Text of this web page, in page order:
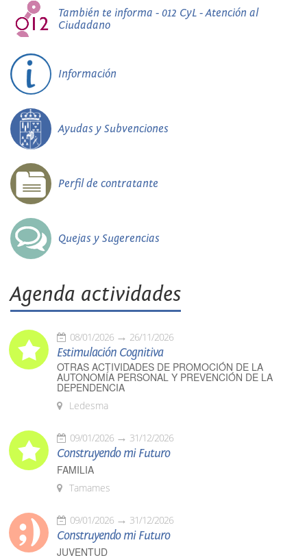
También te informa - 012 CyL - Atención al
Ciudadano
Información
Ayudas y Subvenciones
Perfil de contratante
Quejas y Sugerencias
Agenda actividades
08/01/2026 26/11/2026
Estimulación Cognitiva
OTRAS ACTIVIDADES DE PROMOCIÓN DE LA
AUTONOMÍA PERSONAL Y PREVENCIÓN DE LA
DEPENDENCIA
Ledesma
09/01/2026 31/12/2026
Construyendo mi Futuro
FAMILIA
Tamames
09/01/2026 31/12/2026
Construyendo mi Futuro
JUVENTUD